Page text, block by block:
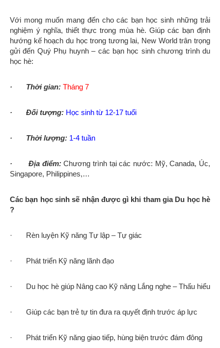
Với mong muốn mang đến cho các bạn học sinh những trải
nghiệm ý nghĩa, thiết thực trong mùa hè. Giúp các bạn định
hướng kế hoạch du học trong tương lai, New World trân trọng
gửi đến Quý Phụ huynh – các bạn học sinh chương trình du
học hè:
· Thời gian: Tháng 7
· Đối tượng: Học sinh từ 12-17 tuổi
· Thời lượng: 1-4 tuần
· Địa điểm:Chương trình tại các nước: Mỹ, Canada, Úc,
Singapore, Philippines,…
Các bạn học sinh sẽ nhận được gì khi tham gia Du học hè
?
· Rèn luyện Kỹ năng Tự lập – Tự giác
· Phát triển Kỹ năng lãnh đạo
· Du học hè giúp Nâng cao Kỹ năng Lắng nghe – Thấu hiểu
· Giúp các bạn trẻ tự tin đưa ra quyết định trước áp lực
· Phát triển Kỹ năng giao tiếp, hùng biện trước đám đông